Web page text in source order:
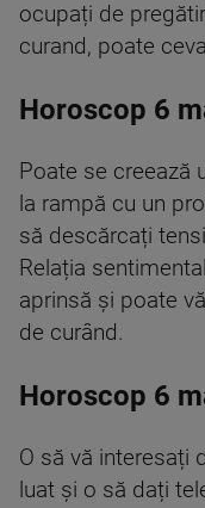
ocupați de
curand, poate
Horoscop 6
Poate se creează
la rampă cu un
să descărcați
Relația
aprinsă și poate
de curând.
Horoscop 6
O să vă interesați
luat și o să dați